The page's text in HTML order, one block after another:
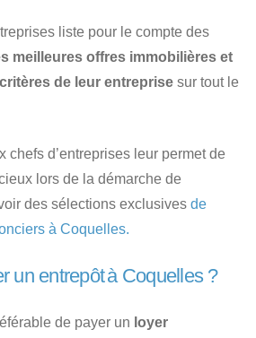
liste pour le compte des
meilleures offres immobilières et
de leur entreprise sur tout le
chefs d’entreprises leur permet de
lors de la démarche de
des sélections exclusives de
à Coquelles.
un entrepôt à Coquelles ?
de payer un loyer